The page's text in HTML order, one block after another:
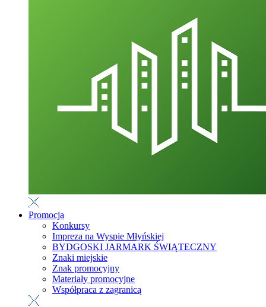
Promocja
Konkursy
Impreza na Wyspie Młyńskiej
BYDGOSKI JARMARK ŚWIĄTECZNY
Znaki miejskie
Znak promocyjny
Materiały promocyjne
Współpraca z zagranicą